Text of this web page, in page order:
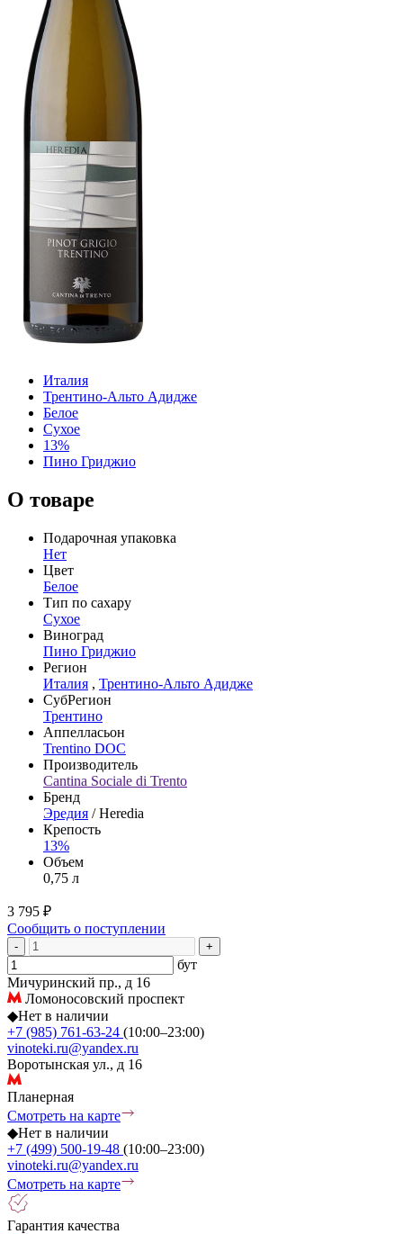
Италия
Трентино-Альто Адидже
Белое
Сухое
13%
Пино Гриджио
О товаре
Подарочная упаковка
Нет
Цвет
Белое
Тип по сахару
Сухое
Виноград
Пино Гриджио
Регион
Италия , Трентино-Альто Адидже
СубРегион
Трентино
Аппелласьон
Trentino DOC
Производитель
Cantina Sociale di Trento
Бренд
Эредия / Heredia
Крепость
13%
Объем
0,75 л
3 795 ₽
Сообщить о поступлении
- +
бут
Мичуринский пр., д 16
Ломоносовский проспект
◆Нет в наличии
+7 (985) 761-63-24 (10:00–23:00)
vinoteki.ru@yandex.ru
Воротынская ул., д 16
Планерная
Смотреть на карте
◆Нет в наличии
+7 (499) 500-19-48 (10:00–23:00)
vinoteki.ru@yandex.ru
Смотреть на карте
Гарантия качества